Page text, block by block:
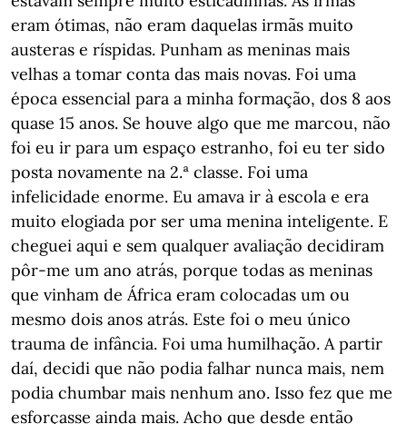
eram ótimas, não eram daquelas irmãs muito
austeras e ríspidas. Punham as meninas mais
velhas a tomar conta das mais novas. Foi uma
época essencial para a minha formação, dos 8 aos
quase 15 anos. Se houve algo que me marcou, não
foi eu ir para um espaço estranho, foi eu ter sido
posta novamente na 2.ª classe. Foi uma
infelicidade enorme. Eu amava ir à escola e era
muito elogiada por ser uma menina inteligente. E
cheguei aqui e sem qualquer avaliação decidiram
pôr-me um ano atrás, porque todas as meninas
que vinham de África eram colocadas um ou
mesmo dois anos atrás. Este foi o meu único
trauma de infância. Foi uma humilhação. A partir
daí, decidi que não podia falhar nunca mais, nem
podia chumbar mais nenhum ano. Isso fez que me
esforçasse ainda mais. Acho que desde então